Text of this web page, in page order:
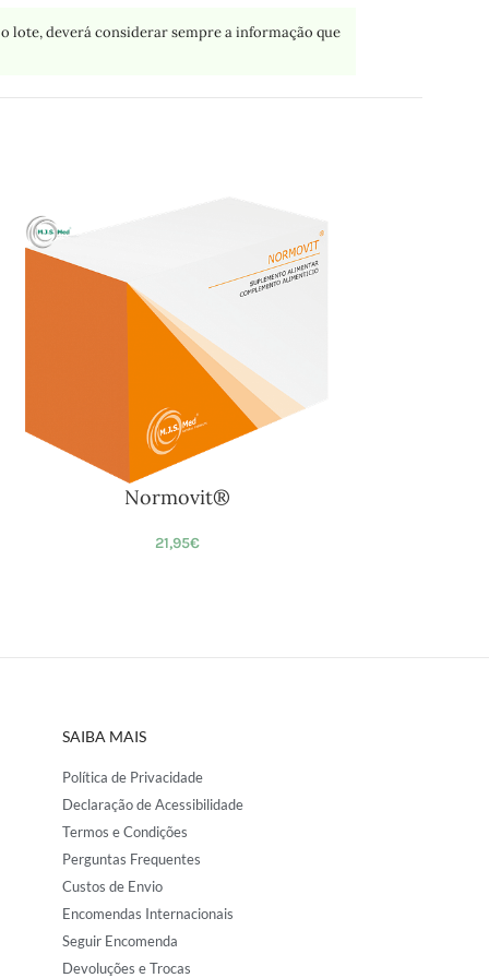
deverá considerar sempre a informação que
Normovit®
21,95€
SAIBA MAIS
Política de Privacidade
Declaração de Acessibilidade
Termos e Condições
Perguntas Frequentes
Custos de Envio
Encomendas Internacionais
Seguir Encomenda
Devoluções e Trocas